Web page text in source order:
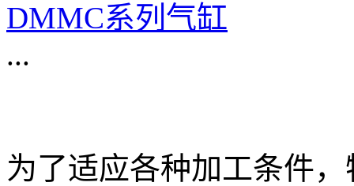
DMMC系列气缸
...
为了适应各种加工条件